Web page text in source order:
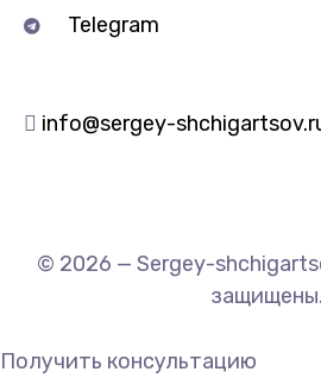
Telegram
info@sergey-
© 2026 — Sergey-
защищены.
Получить консультацию